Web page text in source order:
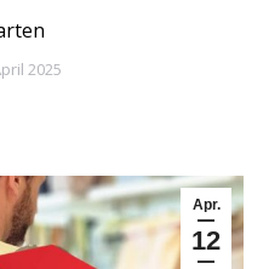
2025
Apr.
12